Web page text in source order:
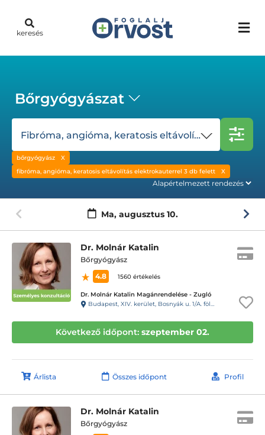
keresés
Bőrgyógyászat
Fibróma, angióma, keratosis eltávolítás elektrokauterrel 3 db felett
bőrgyógyász
fibróma, angióma, keratosis eltávolítás elektrokauterrel 3 db felett
Ma, augusztus 10.
Dr. Molnár Katalin
Bőrgyógyász
4.8
1560 értékelés
Dr. Molnár Katalin Magánrendelése - Zugló
Budapest, XIV. kerület, Bosnyák u. 1/A. földszint (Tisza István tér), II-es rendelő csengője (16.sz. csengő)
Következő időpont: szeptember 02.
Árlista Összes időpont Profil
Dr. Molnár Katalin
Bőrgyógyász